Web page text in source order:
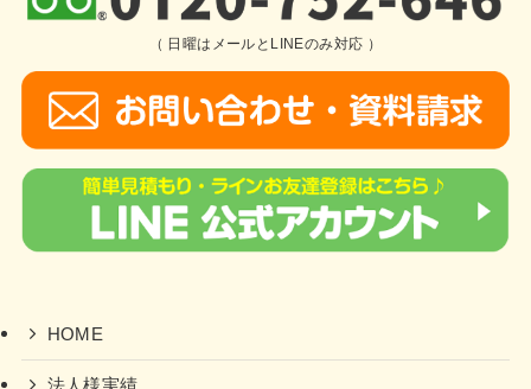
（ 日曜はメールとLINEのみ対応 ）
HOME